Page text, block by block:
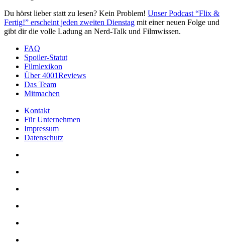
Du hörst lieber statt zu lesen? Kein Problem! Unser Podcast “Flix &
Fertig!” erscheint jeden zweiten Dienstag mit einer neuen Folge und
gibt dir die volle Ladung an Nerd-Talk und Filmwissen.
FAQ
Spoiler-Statut
Filmlexikon
Über 4001Reviews
Das Team
Mitmachen
Kontakt
Für Unternehmen
Impressum
Datenschutz